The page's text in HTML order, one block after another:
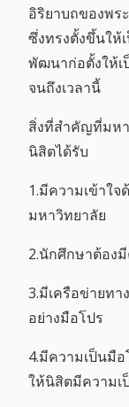
อิริยาบถของพร
ซึ่งทรงตั้งขึ้นให้
พัฒนาก่อตั้งให้
จนถึงเวลานี้
สิ่งที่สำคัญที่มห
นิสิตได้รับ
1.มีความเข้าใ
มหาวิทยาลัย
2.นักศึกษาต้อง
3.มีเครือข่ายทา
อย่างมือโปร
4.มีความเป็นมื
ให้นิสิตมีความเ